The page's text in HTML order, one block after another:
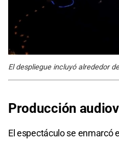
El despliegue incluyó alrededor
Producción
El espectáculo se enmarcó